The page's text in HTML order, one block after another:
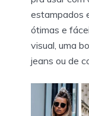
estampados
ótimas e
visual, uma
jeans ou de